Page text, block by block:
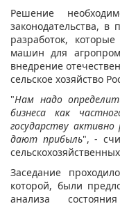
Решение
законодательства,
разработок,
машин для
внедрение
сельское хозяйство
"Нам надо
бизнеса как
государству
дают прибыль", -
Заседание
которой, были
анализа